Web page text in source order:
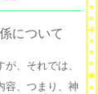
について
、それでは、
容、つまり、神